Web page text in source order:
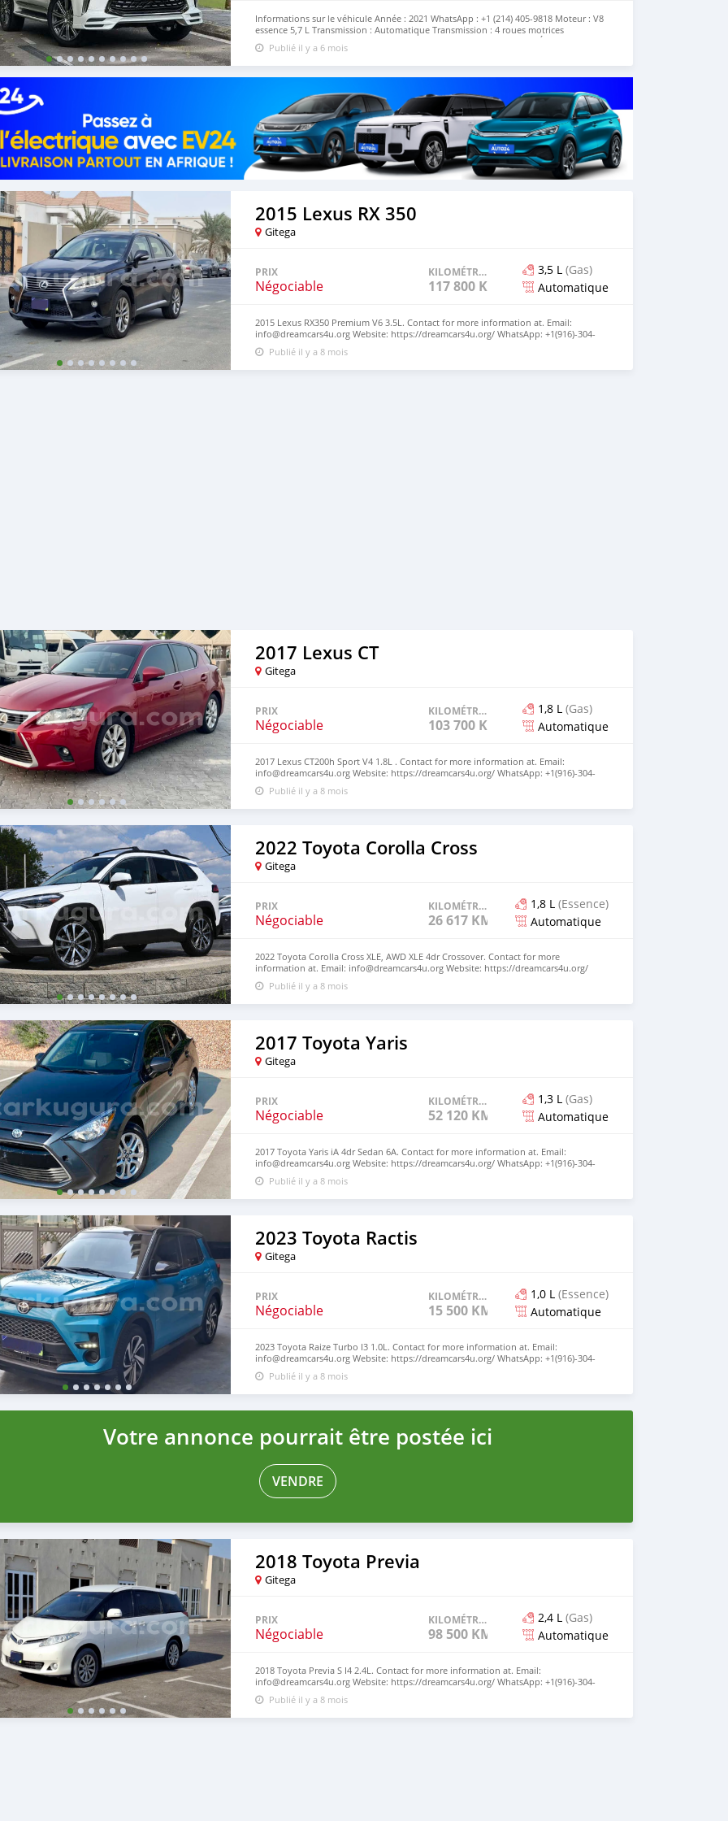
Informations sur le véhicule Année : 2021 WhatsApp : +1 (214) 405-9818 Moteur : V8
essence 5,7 L Transmission : Automatique Transmission : 4 roues motrices
permanentes Extérieur : Blanc Intérieur : Cuir beige haut de gamme État : Excellent |
Très bien entretenu
Publié il y a 6 mois
2015 Lexus RX 350
Gitega
PRIX
Négociable
KILOMÉTRAGE
117 800 KM
3,5 L (Gas)
Automatique
2015 Lexus RX350 Premium V6 3.5L. Contact for more information at. Email:
info@dreamcars4u.org Website: https://dreamcars4u.org/ WhatsApp: ‪+1(916)-304-
2710‬.
Publié il y a 8 mois
2017 Lexus CT
Gitega
PRIX
Négociable
KILOMÉTRAGE
103 700 KM
1,8 L (Gas)
Automatique
2017 Lexus CT200h Sport V4 1.8L . Contact for more information at. Email:
info@dreamcars4u.org Website: https://dreamcars4u.org/ WhatsApp: ‪+1(916)-304-
2710‬.
Publié il y a 8 mois
2022 Toyota Corolla Cross
Gitega
PRIX
Négociable
KILOMÉTRAGE
26 617 KM
1,8 L (Essence)
Automatique
2022 Toyota Corolla Cross XLE, AWD XLE 4dr Crossover. Contact for more
information at. Email: info@dreamcars4u.org Website: https://dreamcars4u.org/
WhatsApp: ‪+1(916)-304-2710‬.
Publié il y a 8 mois
2017 Toyota Yaris
Gitega
PRIX
Négociable
KILOMÉTRAGE
52 120 KM
1,3 L (Gas)
Automatique
2017 Toyota Yaris iA 4dr Sedan 6A. Contact for more information at. Email:
info@dreamcars4u.org Website: https://dreamcars4u.org/ WhatsApp: ‪+1(916)-304-
2710‬.
Publié il y a 8 mois
2023 Toyota Ractis
Gitega
PRIX
Négociable
KILOMÉTRAGE
15 500 KM
1,0 L (Essence)
Automatique
2023 Toyota Raize Turbo I3 1.0L. Contact for more information at. Email:
info@dreamcars4u.org Website: https://dreamcars4u.org/ WhatsApp: ‪+1(916)-304-
2710‬.
Publié il y a 8 mois
Votre annonce pourrait être postée ici
VENDRE
2018 Toyota Previa
Gitega
PRIX
Négociable
KILOMÉTRAGE
98 500 KM
2,4 L (Gas)
Automatique
2018 Toyota Previa S I4 2.4L. Contact for more information at. Email:
info@dreamcars4u.org Website: https://dreamcars4u.org/ WhatsApp: ‪+1(916)-304-
2710‬.
Publié il y a 8 mois